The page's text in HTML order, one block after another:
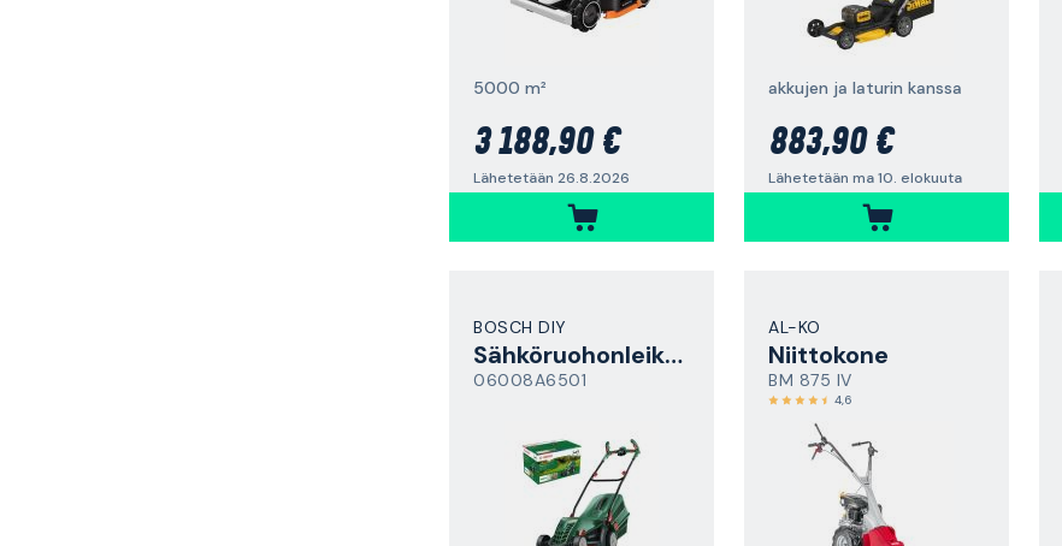
5000 m²
3 188,90 €
Lähetetään 26.8.2026
akkujen ja laturin kanssa
883,90 €
Lähetetään ma 10. elokuuta
BOSCH DIY
Sähköruohonleikkuri
06008A6501
AL-KO
Niittokone
BM 875 IV
4,6